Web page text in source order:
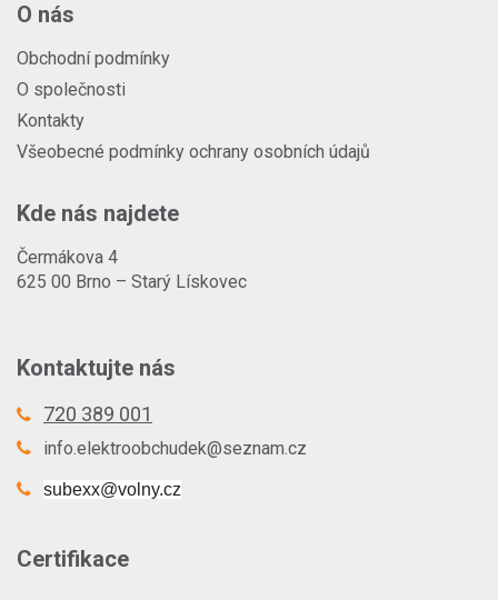
O nás
Obchodní podmínky
O společnosti
Kontakty
Všeobecné podmínky ochrany osobních údajů
Kde nás najdete
Čermákova 4
625 00 Brno – Starý Lískovec
Kontaktujte nás
720 389 001
info.elektroobchudek@seznam.cz
subexx@volny.cz
Certifikace